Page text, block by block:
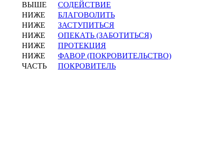
ВЫШЕ
СОДЕЙСТВИЕ
НИЖЕ
БЛАГОВОЛИТЬ
НИЖЕ
ЗАСТУПИТЬСЯ
НИЖЕ
ОПЕКАТЬ (ЗАБОТИТЬСЯ)
НИЖЕ
ПРОТЕКЦИЯ
НИЖЕ
ФАВОР (ПОКРОВИТЕЛЬСТВО)
ЧАСТЬ
ПОКРОВИТЕЛЬ